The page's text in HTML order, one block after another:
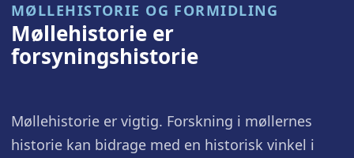
MØLLEHISTORIE OG FORMIDLING
Møllehistorie er
forsyningshistorie
Møllehistorie er vigtig. Forskning i møllernes
historie kan bidrage med en historisk vinkel i